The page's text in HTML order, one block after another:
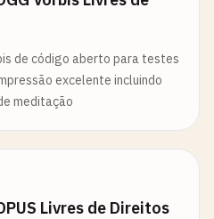
de código aberto para testes
excelente incluindo
meditação
Livres de Direitos